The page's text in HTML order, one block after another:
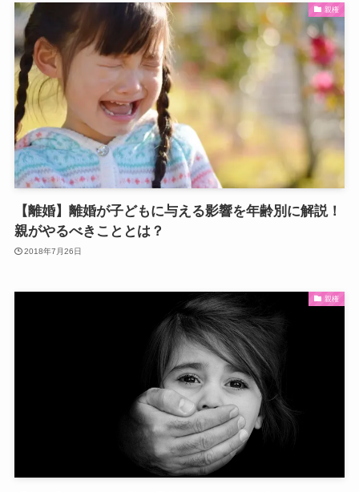
親権
【離婚】離婚が子どもに与える影響を年齢別に解説！
親がやるべきこととは？
2018年7月26日
親権